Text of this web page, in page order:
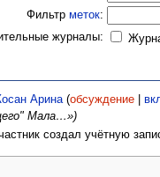
Фильтрметок:
журналы:
Арина (обсуждение|
Мала…»)
создал учётную